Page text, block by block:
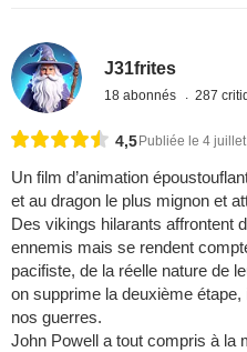
J31frites
18 abonnés 287
4,5 Publiée le 4
Un film d’animation
et au dragon le plus mignon et
Des vikings hilarants affrontent
ennemis mais se rendent
pacifiste, de la réelle nature de
on supprime la deuxième
nos guerres.
John Powell a tout compris à la